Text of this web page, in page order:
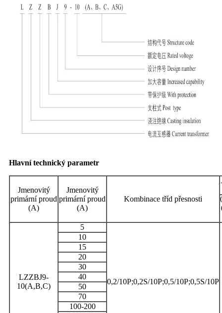
Hlavní technický parametr
Jmenovitý
primární proud
(A)
Jmenovitý
primární proud
(A)
Kombinace tříd přesnosti
LZZBJ9-
10(A,B,C)
5
0,2/10P;0,2S/10P;0,5/10P;0,5S/10P
10
15
20
30
40
50
70
100-200